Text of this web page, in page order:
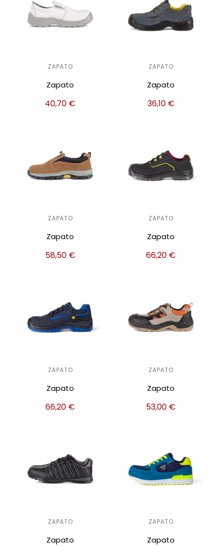
ZAPATO
Zapato
40,70 €
ZAPATO
Zapato
36,10 €
ZAPATO
Zapato
58,50 €
ZAPATO
Zapato
66,20 €
ZAPATO
Zapato
66,20 €
ZAPATO
Zapato
53,00 €
ZAPATO
Zapato
ZAPATO
Zapato